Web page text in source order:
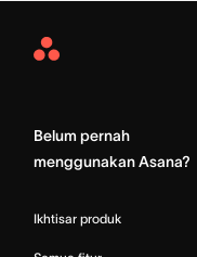
Asana
Belum pernah
menggunakan Asana?
Ikhtisar produk